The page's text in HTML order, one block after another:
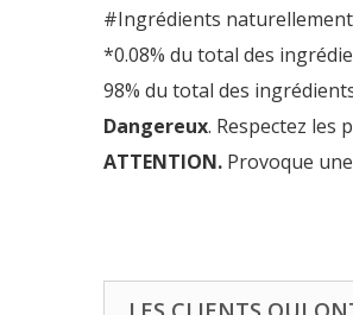
#Ingrédients
*0.08% du total des
98% du total des
Dangereux. Respectez les
ATTENTION. Provoque